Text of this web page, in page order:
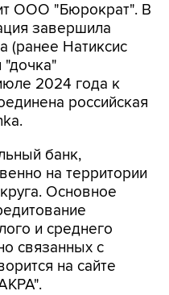
ООО "Бюрократ". В
завершила
(ранее Натиксис
2024 года к
российская
банк,
на территории
Основное
и среднего
связанных с
на сайте